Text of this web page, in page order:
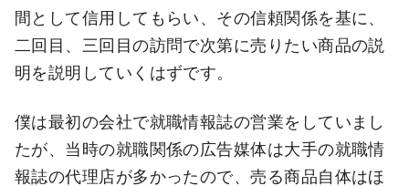
間として信用してもらい、その信頼関係を基に、
二回目、三回目の訪問で次第に売りたい商品の説
明を説明していくはずです。
僕は最初の会社で就職情報誌の営業をしていまし
たが、当時の就職関係の広告媒体は大手の就職情
報誌の代理店が多かったので、売る商品自体はほ